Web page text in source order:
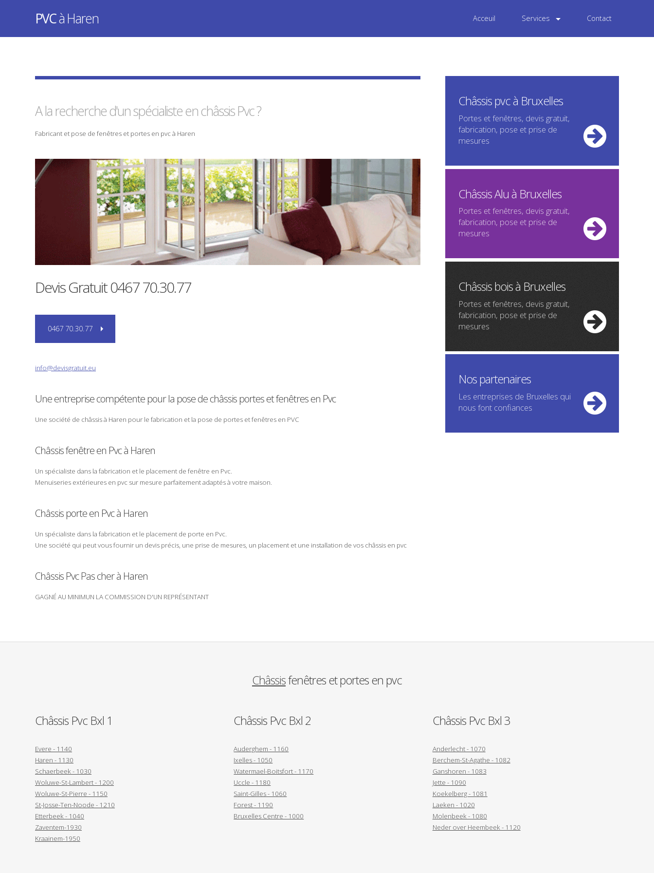
PVCà Haren Acceuil Services Contact
A la recherche d'un spécialiste enchâssisPvc?
Fabricant et pose de fenêtres et portes en pvcà Haren
Devis Gratuit0467 70.30.77
0467 70.30.77
info@devisgratuit.eu
Une entreprise compétente pour la posede châssis portesetfenêtresen Pvc
Une société de châssisà Haren pour le fabrication et la pose de portes et fenêtres en PVC
Châssis fenêtre en Pvc à Haren
Un spécialiste dans la fabrication et le placement de fenêtre en Pvc.
Menuiseries extérieures en pvc sur mesure parfaitement adaptés à votre maison.
Châssis porte en Pvc à Haren
Un spécialiste dans la fabrication et le placement de porte en Pvc.
Une société qui peut vous fournir un devis précis, une prise de mesures, un placement et une installation de vos châssis en pvc
Châssis Pvc Pas cherà Haren
GAGNÉ AU MINIMUN LA COMMISSION D'UN REPRÉSENTANT
Châssis pvc à Bruxelles
Portes et fenêtres, devis gratuit,
fabrication, pose et prise de
mesures
Châssis Alu à Bruxelles
Portes et fenêtres, devis gratuit,
fabrication, pose et prise de
mesures
Châssis bois à Bruxelles
Portes et fenêtres, devis gratuit,
fabrication, pose et prise de
mesures
Nos partenaires
Les entreprises de Bruxelles qui
nous font confiances
Châssisfenêtres et portes en pvc
Châssis Pvc Bxl 1
Evere - 1140
Haren - 1130
Schaerbeek - 1030
Woluwe-St-Lambert - 1200
Woluwe-St-Pierre - 1150
St-Josse-Ten-Noode - 1210
Etterbeek - 1040
Zaventem-1930
Kraainem-1950
Châssis Pvc Bxl 2
Auderghem - 1160
Ixelles - 1050
Watermael-Boitsfort - 1170
Uccle - 1180
Saint-Gilles - 1060
Forest - 1190
Bruxelles Centre - 1000
Châssis Pvc Bxl 3
Anderlecht - 1070
Berchem-St-Agathe - 1082
Ganshoren - 1083
Jette - 1090
Koekelberg - 1081
Laeken - 1020
Molenbeek - 1080
Neder over Heembeek - 1120